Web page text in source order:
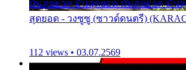
มันสุดยอด มันสุดยอด มันสุดยอด มัน
สุดยอด - วงซูซู (ซาวด์ดนตรี)
112 views • 03.07.2569